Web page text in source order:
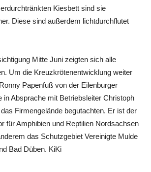
Kiesbett sind sie
Diese sind außerdem lichtdurchflutet
Mitte Juni zeigten sich alle
Um die Kreuzkrötenentwicklung weiter
Papenfuß von der Eilenburger
in Absprache mit Betriebsleiter Christoph
Firmengelände begutachten. Er ist der
für Amphibien und Reptilien Nordsachsen
das Schutzgebiet Vereinigte Mulde
Bad Düben. KiKi